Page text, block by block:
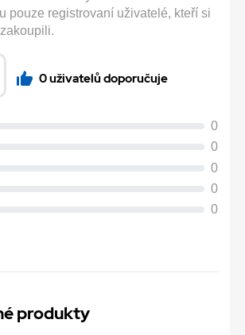
pouze registrovaní uživatelé, kteří si
0 uživatelů doporučuje
0
0
0
0
0
produkty